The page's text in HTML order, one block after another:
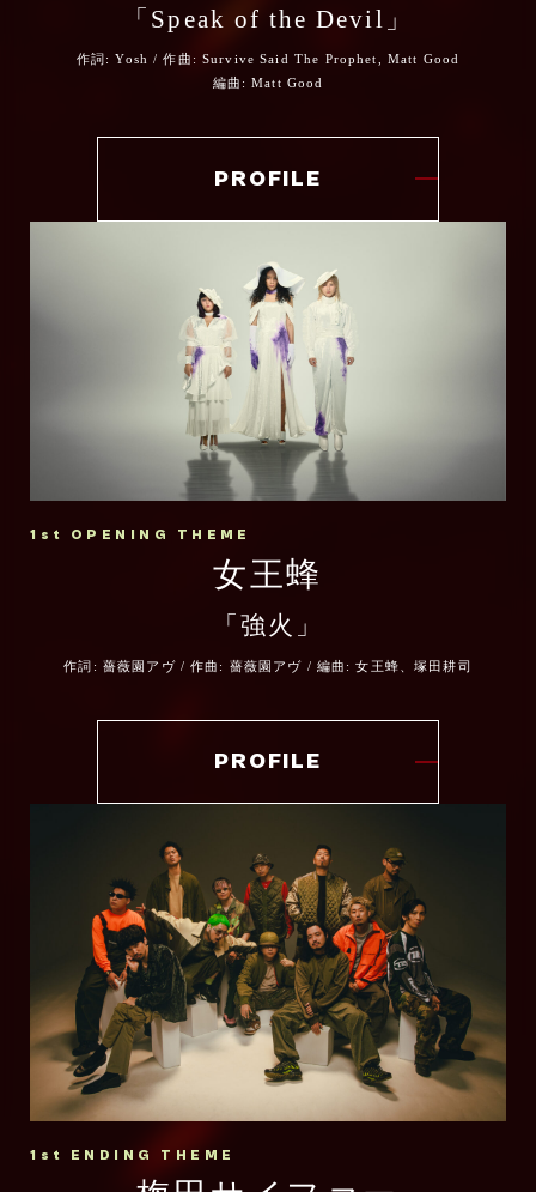
壮大な世界観と熱量を音楽で後押しさせてい
に身が引き締まる思いです。
以前から親交のあったTeddyLoidくんと、今
した「Ignis -イグニス-」で、2026年の幕開
けにふさわしい刺激的なクリエイションをお
届けできたらと思います。
タイトルの“Ignis”はラテン語で“燃え上がる
力”や“内に宿る熱”を意味する言葉ですが、大
災害、アドラ、再創世――すべてが凝縮され
た最終章で、人々が抱く“絶望”と“希望”の両
方を、未来を切り拓く光の象徴として音に昇
華することを目指しました。
「Ignis -イグニス-」を通じて、これまでに
なかった、かつてない西川貴教を感じていた
だければと思います。
いよいよ最終章を迎える『炎炎ノ消防隊』の
をサバプロの新曲Speak of the Devil と共
に楽しんでもらえたら幸せです！
アヴちゃん(女王蜂)
畑は違えど、刺激を受けまくっていました。
物語はクライマックスに向かっていきます
"Time Has Come"なナンバーを梅田サイフ
ァーがお届けします。
楽しんでいただけたら！
「Speak of the Devil」
作詞: Yosh / 作曲: Survive Said The Prophet, Matt Good
編曲: Matt Good
PROFILE
1st OPENING THEME
女王蜂
「強火」
作詞: 薔薇園アヴ / 作曲: 薔薇園アヴ / 編曲: 女王蜂、塚田耕司
PROFILE
1st ENDING THEME